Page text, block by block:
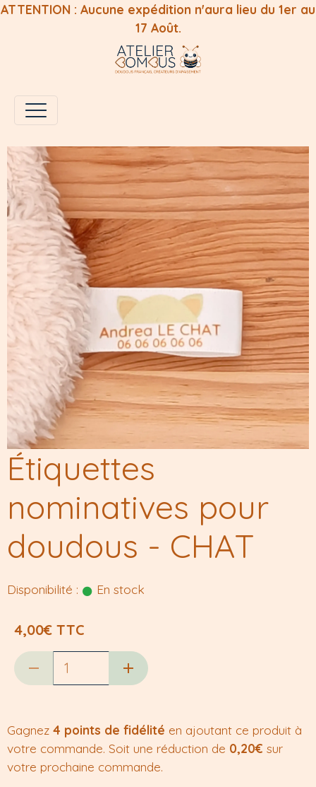
ATTENTION : Aucune expédition n'aura lieu du 1er au
17 Août.
Étiquettes
nominatives pour
doudous - CHAT
Disponibilité : En stock
4,00€ TTC
Gagnez 4 points de fidélité en ajoutant ce produit à
votre commande. Soit une réduction de 0,20€ sur
votre prochaine commande.